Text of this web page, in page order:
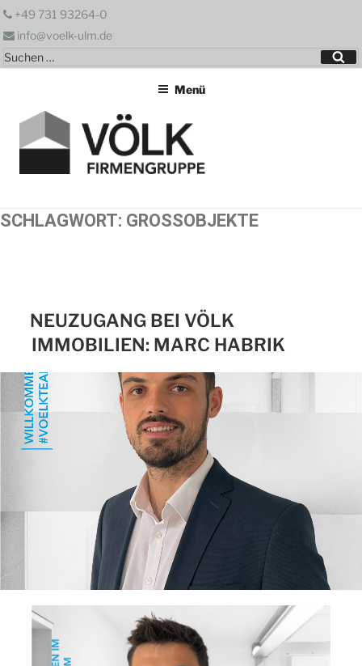
Zum
springen
+49 731 93264-0
info@voelk-ulm.de
Suchen
nach:
Menü
SCHLAGWORT: GROSSOBJEKTE
NEUZUGANG BEI VÖLK
IMMOBILIEN: MARC HABRIK